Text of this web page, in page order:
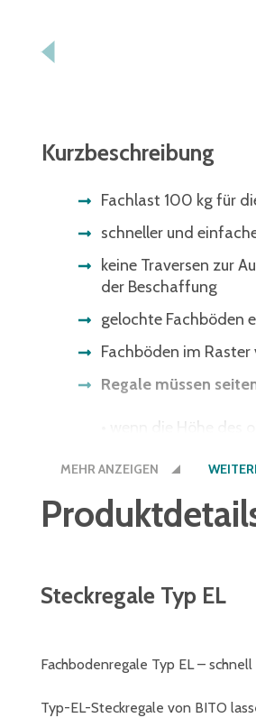
Kurzbeschreibung
Fachlast 100 kg für
schneller und
keine Traversen zur
der Beschaffung
gelochte Fachböden
Fachböden im
Regale müssen
• wenn die Höhe
• wenn Regale mit
MEHR ANZEIGEN
Steckregale Typ EL
Fachbodenregale Typ EL –
Typ-EL-Steckregale von BITO